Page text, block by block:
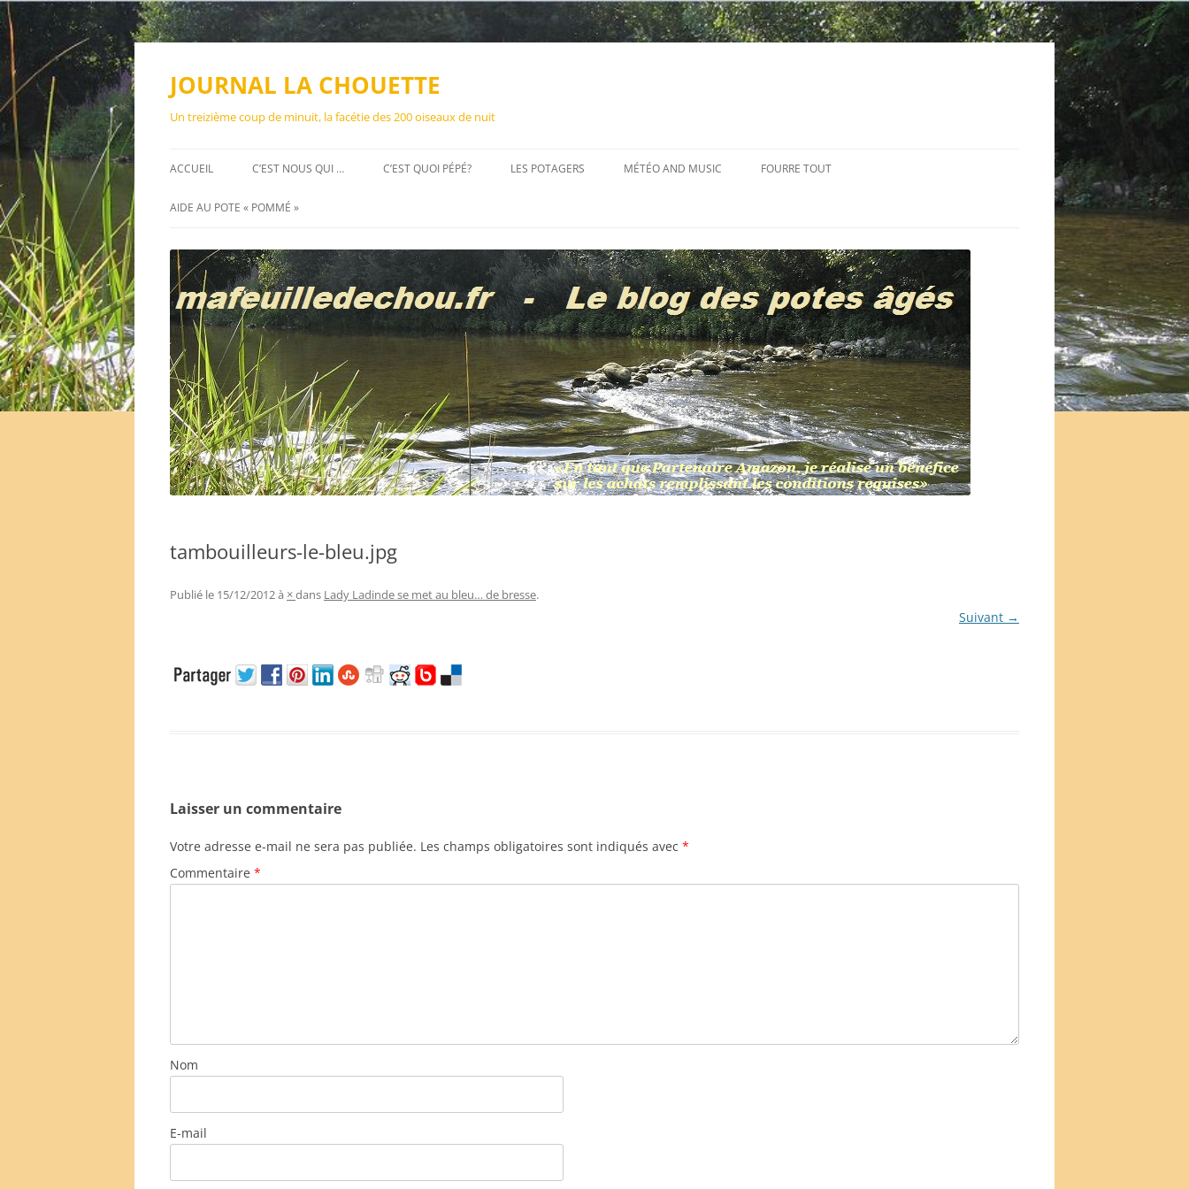
Aller
JOURNAL LA CHOUETTE
Un treizième coup de minuit, la facétie des 200 oiseaux de nuit
ACCUEIL C’EST NOUS QUI … C’EST QUOI PÉPÉ? LES POTAGERS MÉTÉO AND MUSIC FOURRE TOUT
AIDE AU POTE « POMMÉ »
tambouilleurs-le-bleu.jpg
Publié le 15/12/2012à ×dans Lady Ladinde se met au bleu… de bresse.
Suivant →
Laisser un commentaire
Votre adresse e-mail ne sera pas publiée. Les champs obligatoires sont indiqués avec *
Commentaire *
Nom
E-mail